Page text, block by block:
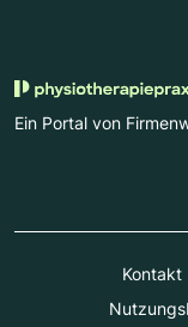
Ein Portal von
Kontakt